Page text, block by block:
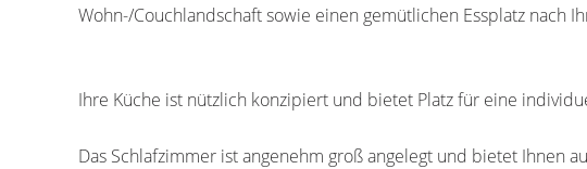
Wohn-/Couchlandschaft sowie einen gemütlichen Essplatz nach
Ihre Küche ist nützlich konzipiert und bietet Platz für eine
Das Schlafzimmer ist angenehm groß angelegt und bietet Ihnen